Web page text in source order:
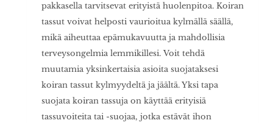
pakkasella tarvitsevat erityistä huolenpitoa. Koiran
tassut voivat helposti vaurioitua kylmällä säällä,
mikä aiheuttaa epämukavuutta ja mahdollisia
terveysongelmia lemmikillesi. Voit tehdä
muutamia yksinkertaisia asioita suojataksesi
koiran tassut kylmyydeltä ja jäältä. Yksi tapa
suojata koiran tassuja on käyttää erityisiä
tassuvoiteita tai -suojaa, jotka estävät ihon